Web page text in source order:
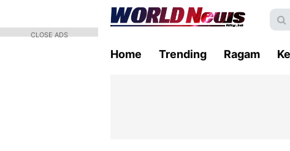
Home Trending Ragam
CLOSE ADS